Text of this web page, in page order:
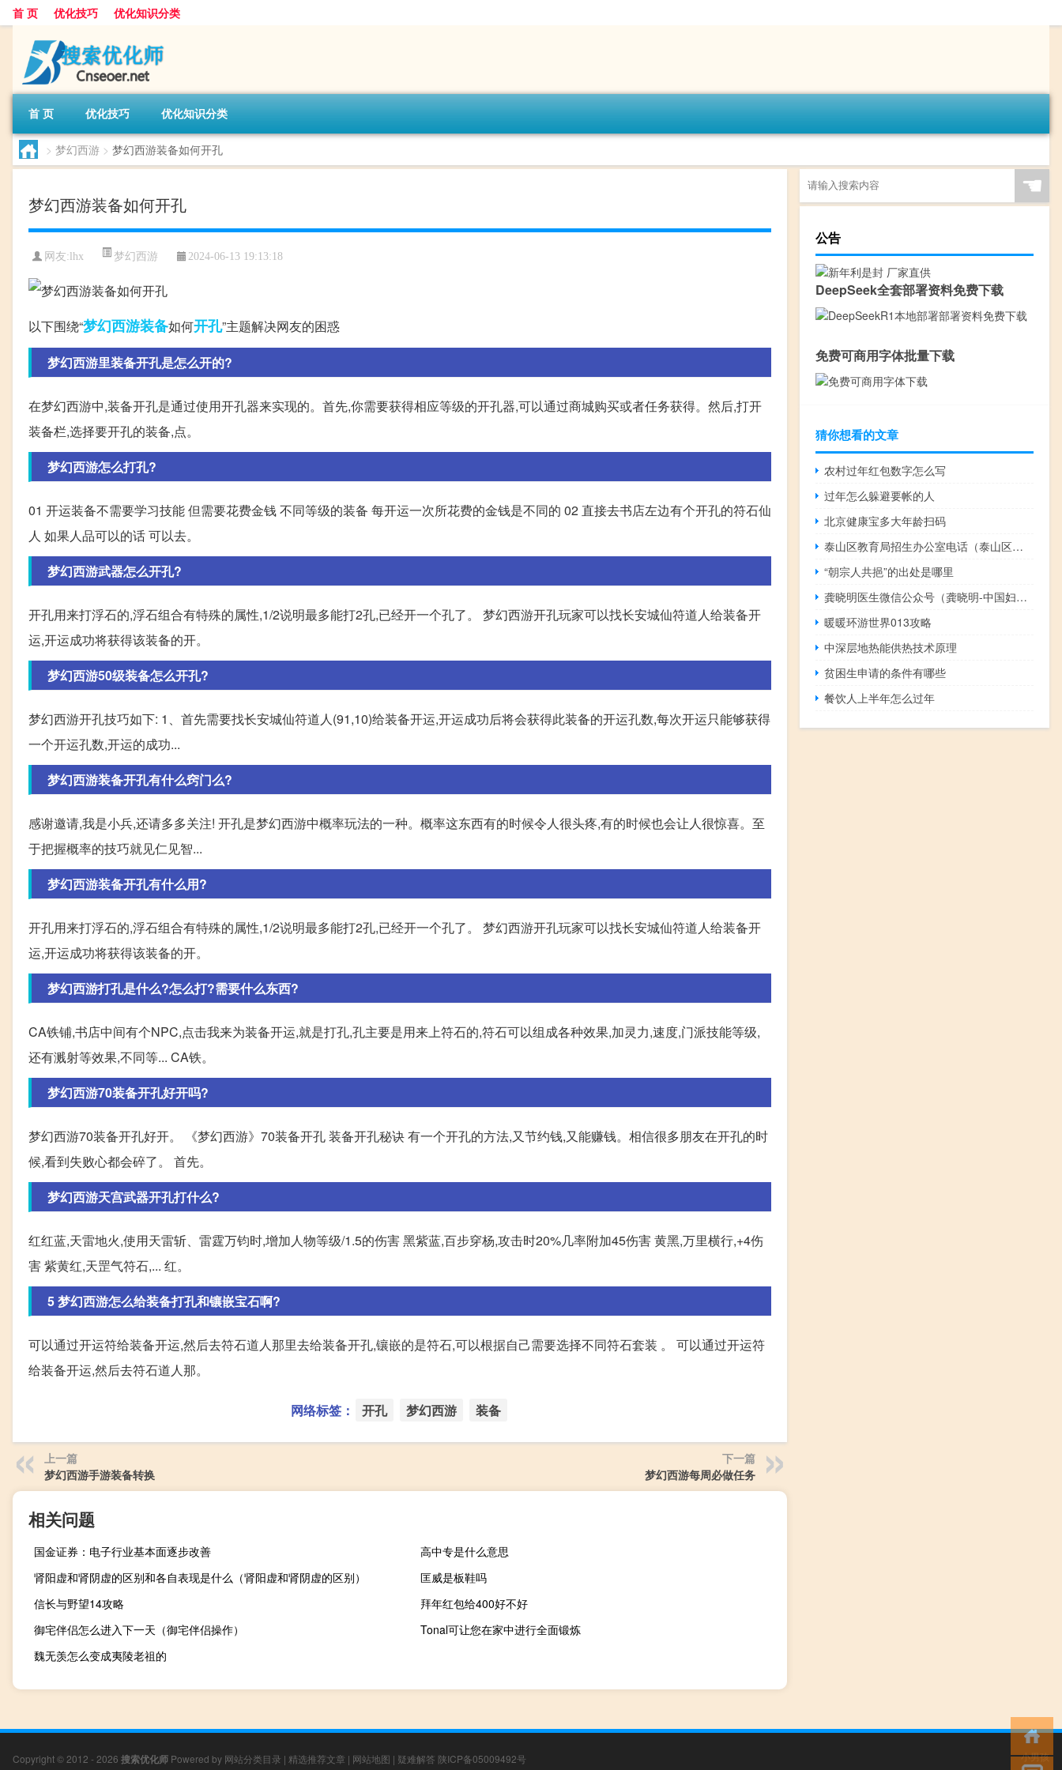
首 页 优化技巧 优化知识分类
首 页 优化技巧 优化知识分类
> 梦幻西游 > 梦幻西游装备如何开孔
梦幻西游装备如何开孔
网友: lhx 梦幻西游 2024-06-13 19:13:18
以下围绕“梦幻西游装备如何开孔”主题解决网友的困惑
梦幻西游里装备开孔是怎么开的?
在梦幻西游中,装备开孔是通过使用开孔器来实现的。首先,你需要获得相应等级的开孔器,可以通过商城购买或者任务获得。然后,打开
装备栏,选择要开孔的装备,点。
梦幻西游怎么打孔?
01 开运装备不需要学习技能 但需要花费金钱 不同等级的装备 每开运一次所花费的金钱是不同的 02 直接去书店左边有个开孔的符石仙
人 如果人品可以的话 可以去。
梦幻西游武器怎么开孔?
开孔用来打浮石的,浮石组合有特殊的属性,1/2说明最多能打2孔,已经开一个孔了。 梦幻西游开孔玩家可以找长安城仙符道人给装备开
运,开运成功将获得该装备的开。
梦幻西游50级装备怎么开孔?
梦幻西游开孔技巧如下: 1、首先需要找长安城仙符道人(91,10)给装备开运,开运成功后将会获得此装备的开运孔数,每次开运只能够获得
一个开运孔数,开运的成功...
梦幻西游装备开孔有什么窍门么?
感谢邀请,我是小兵,还请多多关注! 开孔是梦幻西游中概率玩法的一种。概率这东西有的时候令人很头疼,有的时候也会让人很惊喜。至
于把握概率的技巧就见仁见智...
梦幻西游装备开孔有什么用?
开孔用来打浮石的,浮石组合有特殊的属性,1/2说明最多能打2孔,已经开一个孔了。 梦幻西游开孔玩家可以找长安城仙符道人给装备开
运,开运成功将获得该装备的开。
梦幻西游打孔是什么?怎么打?需要什么东西?
CA铁铺,书店中间有个NPC,点击我来为装备开运,就是打孔,孔主要是用来上符石的,符石可以组成各种效果,加灵力,速度,门派技能等级,
还有溅射等效果,不同等... CA铁。
梦幻西游70装备开孔好开吗?
梦幻西游70装备开孔好开。 《梦幻西游》70装备开孔 装备开孔秘诀 有一个开孔的方法,又节约钱,又能赚钱。相信很多朋友在开孔的时
候,看到失败心都会碎了。 首先。
梦幻西游天宫武器开孔打什么?
红红蓝,天雷地火,使用天雷斩、雷霆万钧时,增加人物等级/1.5的伤害 黑紫蓝,百步穿杨,攻击时20%几率附加45伤害 黄黑,万里横行,+4伤
害 紫黄红,天罡气符石,... 红。
5 梦幻西游怎么给装备打孔和镶嵌宝石啊?
可以通过开运符给装备开运,然后去符石道人那里去给装备开孔,镶嵌的是符石,可以根据自己需要选择不同符石套装 。 可以通过开运符
给装备开运,然后去符石道人那。
网络标签： 开孔 梦幻西游 装备
上一篇
梦幻西游手游装备转换
下一篇
梦幻西游每周必做任务
相关问题
国金证券：电子行业基本面逐步改善
高中专是什么意思
肾阳虚和肾阴虚的区别和各自表现是什么（肾阳虚和肾阴虚的区别）
匡威是板鞋吗
信长与野望14攻略
拜年红包给400好不好
御宅伴侣怎么进入下一天（御宅伴侣操作）
Tonal可让您在家中进行全面锻炼
魏无羡怎么变成夷陵老祖的
☚
公告
DeepSeek全套部署资料免费下载
免费可商用字体批量下载
猜你想看的文章
农村过年红包数字怎么写
过年怎么躲避要帐的人
北京健康宝多大年龄扫码
泰山区教育局招生办公室电话（泰山区教育局招生办）
“朝宗人共挹”的出处是哪里
龚晓明医生微信公众号（龚晓明-中国妇产科网创始人）
暖暖环游世界013攻略
中深层地热能供热技术原理
贫困生申请的条件有哪些
餐饮人上半年怎么过年
Copyright © 2012 - 2026 搜索优化师 Powered by 网站分类目录 | 精选推荐文章 | 网站地图 | 疑难解答 陕ICP备05009492号 小男孩